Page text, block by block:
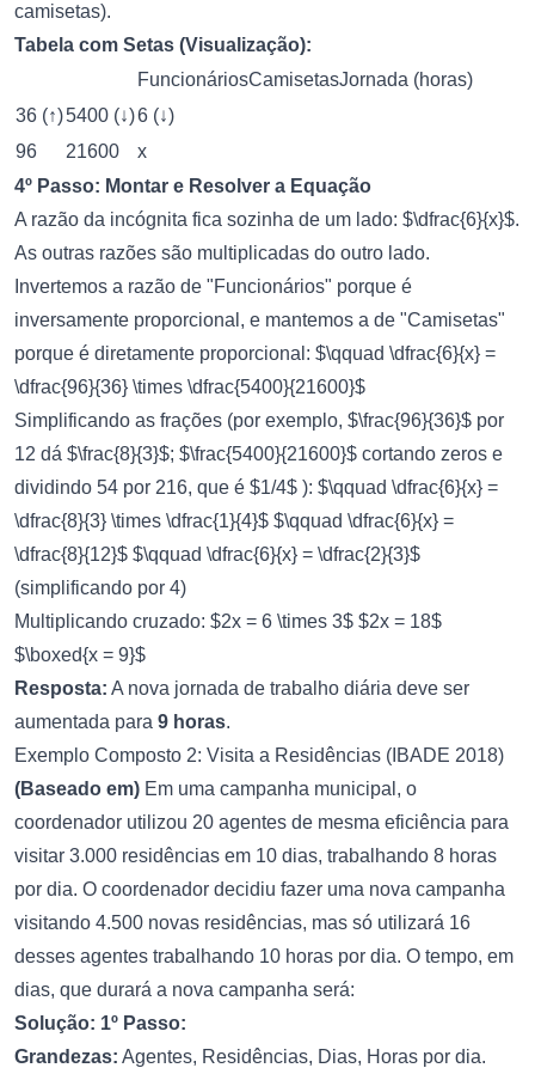
camisetas).
Tabela com Setas (Visualização):
FuncionáriosCamisetasJornada (horas)
36 (↑)5400 (↓)6 (↓)
96
21600
x
4º Passo: Montar e Resolver a Equação
A razão da incógnita fica sozinha de um lado: $\dfrac{6}{x}$.
As outras razões são multiplicadas do outro lado.
Invertemos a razão de "Funcionários" porque é
inversamente proporcional, e mantemos a de "Camisetas"
porque é diretamente proporcional: $\qquad \dfrac{6}{x} =
\dfrac{96}{36} \times \dfrac{5400}{21600}$
Simplificando as frações (por exemplo, $\frac{96}{36}$ por
12 dá $\frac{8}{3}$; $\frac{5400}{21600}$ cortando zeros e
dividindo 54 por 216, que é $1/4$ ): $\qquad \dfrac{6}{x} =
\dfrac{8}{3} \times \dfrac{1}{4}$ $\qquad \dfrac{6}{x} =
\dfrac{8}{12}$ $\qquad \dfrac{6}{x} = \dfrac{2}{3}$
(simplificando por 4)
Multiplicando cruzado: $2x = 6 \times 3$ $2x = 18$
$\boxed{x = 9}$
Resposta: A nova jornada de trabalho diária deve ser
aumentada para 9 horas.
Exemplo Composto 2: Visita a Residências (IBADE 2018)
(Baseado em) Em uma campanha municipal, o
coordenador utilizou 20 agentes de mesma eficiência para
visitar 3.000 residências em 10 dias, trabalhando 8 horas
por dia. O coordenador decidiu fazer uma nova campanha
visitando 4.500 novas residências, mas só utilizará 16
desses agentes trabalhando 10 horas por dia. O tempo, em
dias, que durará a nova campanha será:
Solução: 1º Passo:
Grandezas: Agentes, Residências, Dias, Horas por dia.